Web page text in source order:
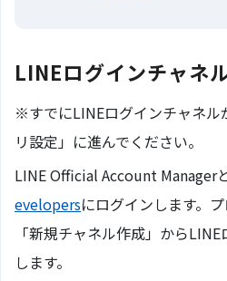
LINEログインチャネ
※すでにLINEログインチャネル
リ設定」に進んでください。
LINE Official Account Manager
evelopersにログインします。
「新規チャネル作成」から
します。